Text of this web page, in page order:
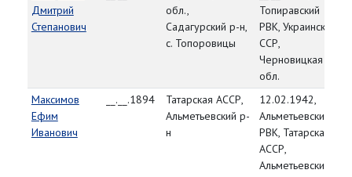
Дмитрий
Степанович
обл.,
Садагурский р-н,
с. Топоровицы
Топиравский
РВК, Украинская
ССР,
Черновицкая
обл.
Максимов
Ефим
Иванович
__.__.1894
Татарская АССР,
Альметьевский р-
н
12.02.1942,
Альметьевский
РВК, Татарская
АССР,
Альметьевский р-